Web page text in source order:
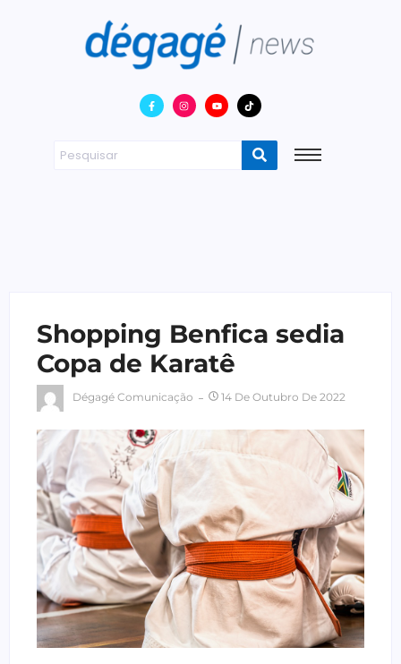
Shopping Benfica sedia
Copa de Karatê
Dégagé Comunicação 14 De Outubro De 2022